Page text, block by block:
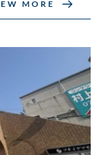
MORE